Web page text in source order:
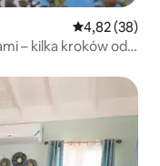
Średnia
4,82 (38)
– kilka kroków od